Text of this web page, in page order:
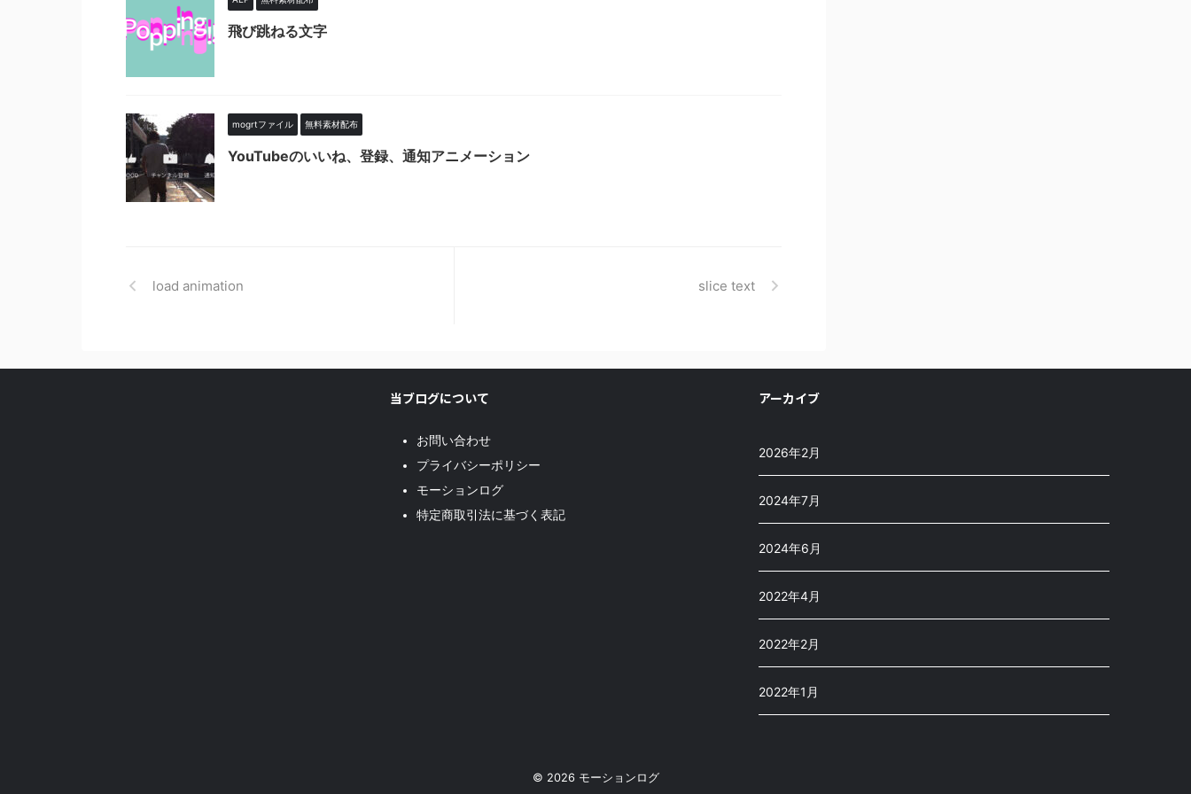
飛び跳ねる文字
mogrtファイル 無料素材配布
YouTubeのいいね、登録、通知アニメーション
load animation slice text
当ブログについて
お問い合わせ
プライバシーポリシー
モーションログ
特定商取引法に基づく表記
アーカイブ
2026年2月
2024年7月
2024年6月
2022年4月
2022年2月
2022年1月
© 2026 モーションログ